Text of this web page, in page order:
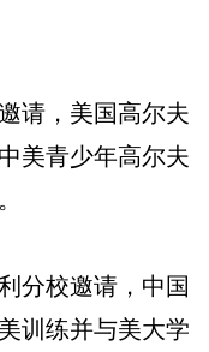
，美国高尔夫
美青少年高尔夫
校邀请，中国
训练并与美大学